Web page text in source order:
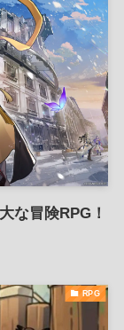
な冒険RPG！
RPG